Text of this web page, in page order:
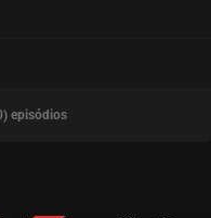
episódios